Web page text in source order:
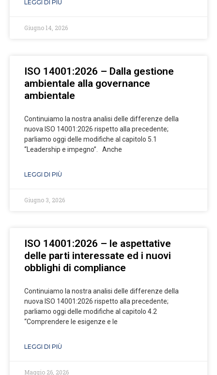
LEGGI DI PIÙ
Giugno 14, 2026
ISO 14001:2026 – Dalla gestione
ambientale alla governance
ambientale
Continuiamo la nostra analisi delle differenze della
nuova ISO 14001:2026 rispetto alla precedente;
parliamo oggi delle modifiche al capitolo 5.1
“Leadership e impegno”. Anche
LEGGI DI PIÙ
Giugno 3, 2026
ISO 14001:2026 – le aspettative
delle parti interessate ed i nuovi
obblighi di compliance
Continuiamo la nostra analisi delle differenze della
nuova ISO 14001:2026 rispetto alla precedente;
parliamo oggi delle modifiche al capitolo 4.2
“Comprendere le esigenze e le
LEGGI DI PIÙ
Maggio 26, 2026